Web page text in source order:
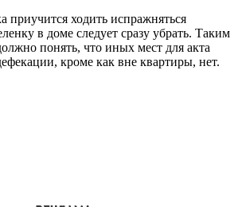
приучится ходить испражняться
в доме следует сразу убрать. Таким
понять, что иных мест для акта
кроме как вне квартиры, нет.